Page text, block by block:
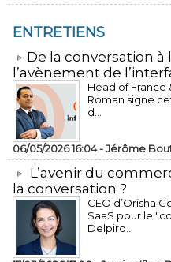
ENTRETIENS
​De la conversation à
l’avènement de
Head of France
Roman signe
d...
06/05/2026 16:04 -Jérôme
L’avenir du
la conversation ?
CEO d’Orisha
SaaS pour le
Delpiro...